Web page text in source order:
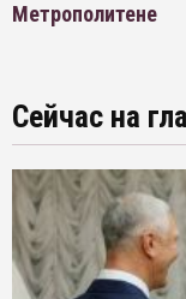
Метрополитене
Сейчас на